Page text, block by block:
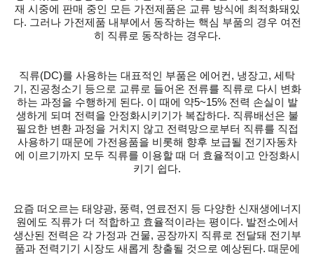
재 시중에 판매 중인 모든 가전제품은 교류 방식에 최적화돼있
다. 그러나 가전제품 내부에서 동작하는 핵심 부품의 경우 여전
히 직류로 동작하는 경우다.
직류(DC)를 사용하는 대표적인 부품은 에어컨, 냉장고, 세탁
기, 진공청소기 등으로 교류로 들어온 전류를 직류로 다시 변화
하는 과정을 수행하게 된다. 이 때에 약5~15% 전력 손실이 발
생하게 되며 전력을 안정화시키기가 복잡하다. 직류배선은 불
필요한 변환 과정을 거치지 않고 전력망으로부터 직류를 직접
사용하기 때문에 가전용품을 비롯해 향후 보급될 전기자동차
에 이르기까지 모두 직류를 이용할 때 더 효율적이고 안정화시
키기 쉽다.
요즘 떠오르는 태양광, 풍력, 연료전지 등 다양한 신재생에너지
원에도 직류가 더 적합하고 효율적이라는 평이다. 발전소에서
생산된 전력은 각 가정과 건물, 공장까지 직류로 전달돼 전기부
품과 전력기기 시장도 새롭게 창출될 것으로 예상된다. 때문에